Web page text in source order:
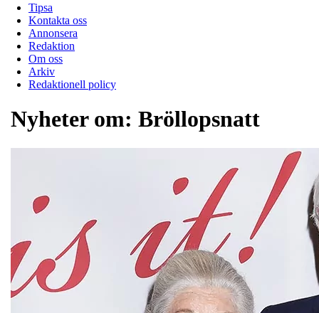
Tipsa
Kontakta oss
Annonsera
Redaktion
Om oss
Arkiv
Redaktionell policy
Nyheter om: Bröllopsnatt